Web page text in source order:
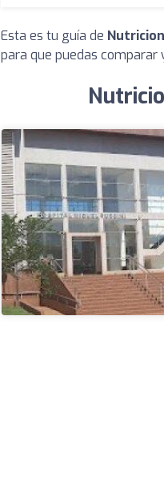
Esta es tu guía de
para que puedas comparar